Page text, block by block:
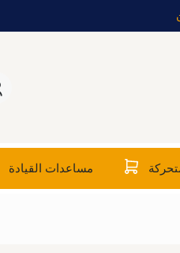
مساعدات القيادة